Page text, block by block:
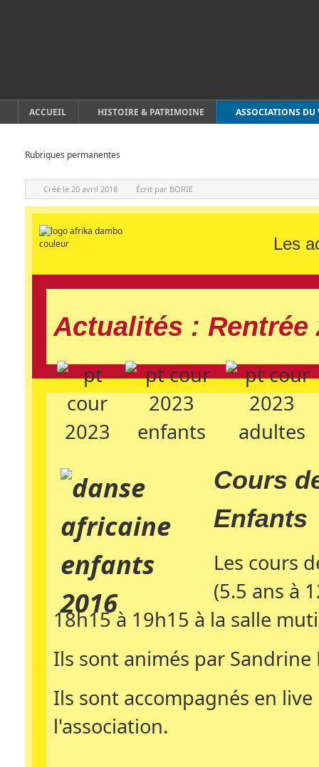
ACCUEIL HISTOIRE & PATRIMOINE ASSOCIATIONS DU
Rubriques permanentes
Créé le 20 avril 2018 Écrit par BORIE
Les
Actualités : Rentrée
Cours
Enfants
Les cours
(5.5 ans à
18h15 à 19h15 à la salle
Ils sont animés par Sandrine
Ils sont accompagnés en
l'association.